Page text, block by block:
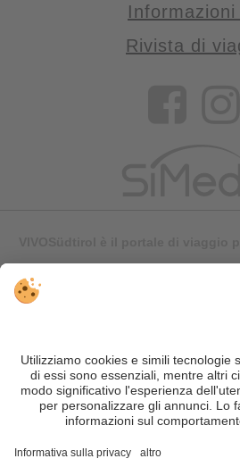
Informazioni
Rivista di
contenuti, si possono verificare
correttezza e la completezza di
motivi di sicurezza, si prega di
direttamente sul posto